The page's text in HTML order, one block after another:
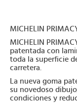
MICHELIN
MICHELIN
patentada con
toda la superficie
carretera.
La nueva goma
su novedoso
condiciones y